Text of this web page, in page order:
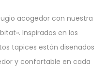
acogedor con nuestra
Inspirados en los
tapices están diseñados
y confortable en cada